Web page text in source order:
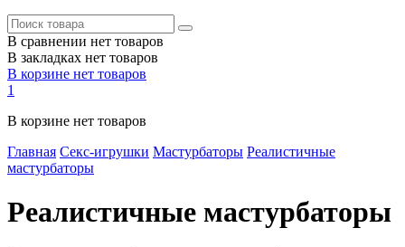
В сравнении нет товаров
В закладках нет товаров
В корзине нет товаров
1
В корзине нет товаров
Главная Секс-игрушки Мастурбаторы Реалистичные
мастурбаторы
Реалистичные мастурбаторы